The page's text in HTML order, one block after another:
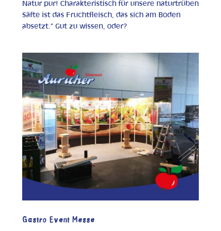
Natur pur! Charakteristisch für unsere naturtrüben
Säfte ist das Fruchtfleisch, das sich am Boden
absetzt.” Gut zu wissen, oder?
Gastro Event Messe